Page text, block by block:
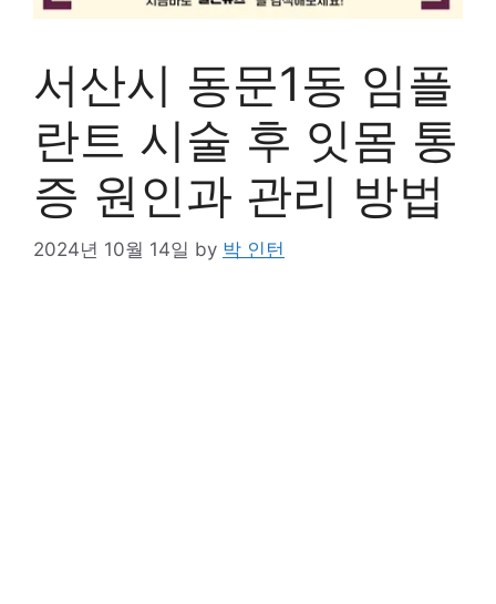
서산시 동문1동 임플
란트 시술 후 잇몸 통
증 원인과 관리 방법
2024년 10월 14일 by 박 인턴